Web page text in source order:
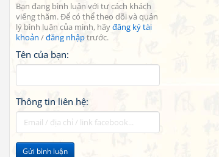
Bạn đang bình luận với tư cách khách
viếng thăm. Để có thể theo dõi và quản
lý bình luận của mình, hãyđăng ký tài
khoản /đăng nhậptrước.
Tên của bạn:
Thông tin liên hệ:
Gửi bình luận